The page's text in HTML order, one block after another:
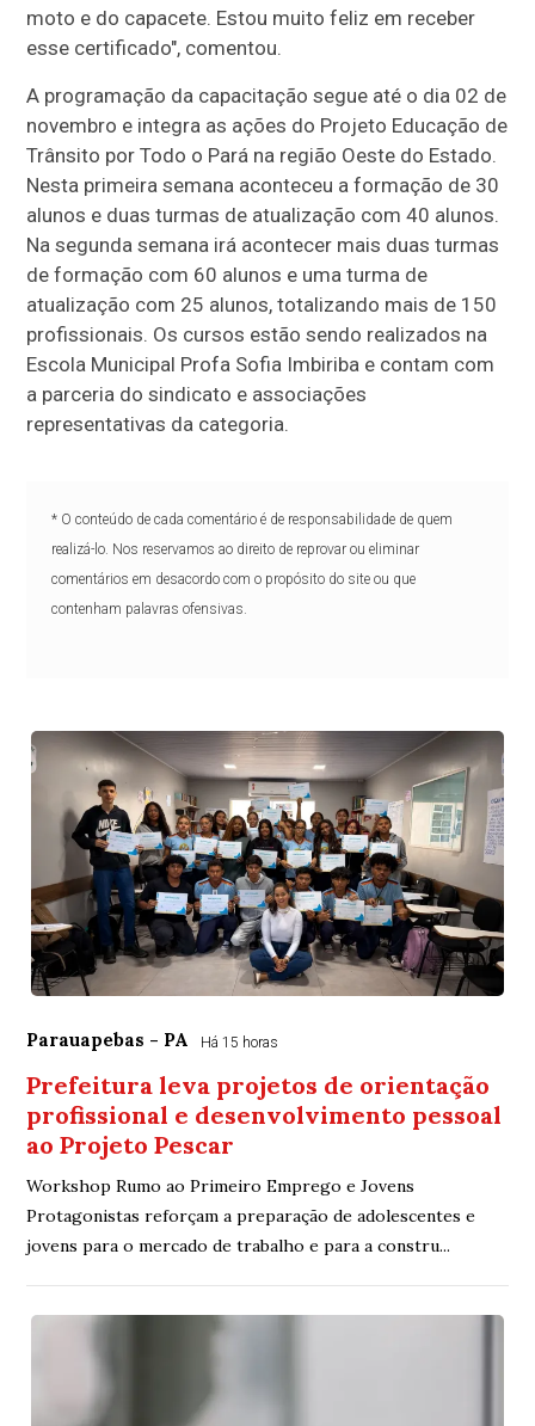
moto e do capacete. Estou muito feliz em receber
esse certificado", comentou.
A programação da capacitação segue até o dia 02 de
novembro e integra as ações do Projeto Educação de
Trânsito por Todo o Pará na região Oeste do Estado.
Nesta primeira semana aconteceu a formação de 30
alunos e duas turmas de atualização com 40 alunos.
Na segunda semana irá acontecer mais duas turmas
de formação com 60 alunos e uma turma de
atualização com 25 alunos, totalizando mais de 150
profissionais. Os cursos estão sendo realizados na
Escola Municipal Profa Sofia Imbiriba e contam com
a parceria do sindicato e associações
representativas da categoria.
* O conteúdo de cada comentário é de responsabilidade de quem
realizá-lo. Nos reservamos ao direito de reprovar ou eliminar
comentários em desacordo com o propósito do site ou que
contenham palavras ofensivas.
Parauapebas - PA Há 15 horas
Prefeitura leva projetos de orientação
profissional e desenvolvimento pessoal
ao Projeto Pescar
Workshop Rumo ao Primeiro Emprego e Jovens
Protagonistas reforçam a preparação de adolescentes e
jovens para o mercado de trabalho e para a constru...